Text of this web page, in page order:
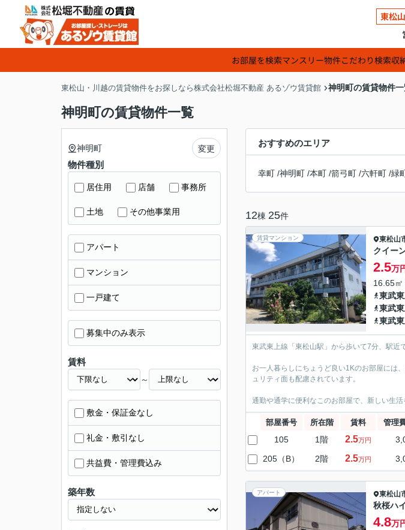
東松
お部屋を検索マンスリー物件こだわり検索収
東松山・川越の賃貸物件をお探しなら株式会社松堀不動産 あるゾウ賃貸館 神明町の賃貸物件
神明町の賃貸物件一覧
おすすめのエリア
幸町 /神明町 /本町 /箭弓町 /六軒町 /緑
12棟 25件
賃貸マンション 東松山
クイー
2.5万
16.65
東武
東武
東武
東武東上線「東松山駅」から歩いて7分、駅近
お一人暮らしにちょうど良い1Kのお部屋には
ュリティ面も配慮されています。
通勤や通学に便利なこのお部屋で、新しい生
部屋番号 所在階 賃料 管理
105 1階 2.5万円
205（B） 2階 2.5万円
アパート 東松山
秋桜ハ
4.8万
神明町 変更
物件種別
居住用 店舗 事務所
土地 その他事業用
アパート
マンション
一戸建て
募集中のみ表示
賃料
～
敷金・保証金なし
礼金・敷引なし
共益費・管理費込み
築年数